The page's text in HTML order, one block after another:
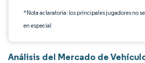
*Nota aclaratoria: los principales jugadores no
en especial
Análisis del Mercado de